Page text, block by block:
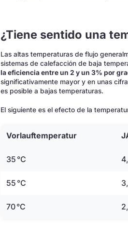
¿Tiene sentido una
Las altas temperaturas de flujo
sistemas de calefacción de baja
la eficiencia entre un 2 y un 3% por
significativamente mayor y en unas
es posible a bajas temperaturas.
El siguiente es el efecto de la
Vorlauftemperatur
35 °C
55 °C
70 °C